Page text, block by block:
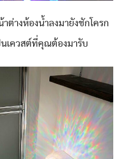
ต่างห้องน้ำลงมายังชักโครก
เควสต์ที่คุณต้องมารับ